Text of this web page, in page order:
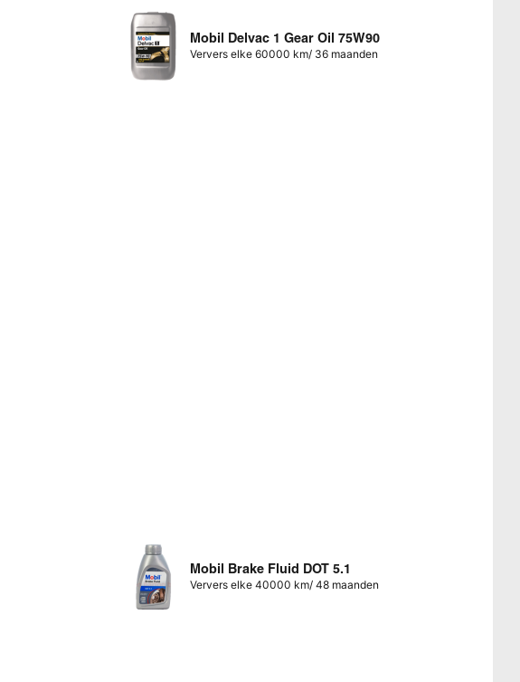
Mobil Delvac 1 Gear Oil 75W90
Ververs elke 60000 km/ 36 maanden
Mobil Brake Fluid DOT 5.1
Ververs elke 40000 km/ 48 maanden